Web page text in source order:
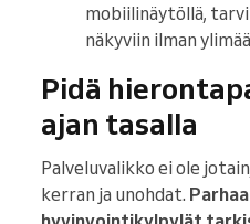
mobiilinäytöllä,
näkyviin ilman
Pidä
ajan tasalla
Palveluvalikko ei ole
kerran ja unohdat.